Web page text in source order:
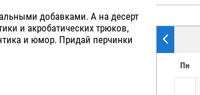
добавками. А на десерт
и акробатических трюков,
и юмор. Придай перчинки
Пн